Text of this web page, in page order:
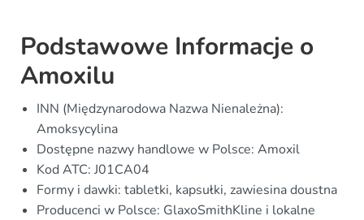
Podstawowe Informacje o
Amoxilu
INN (Międzynarodowa Nazwa Nienależna):
Amoksycylina
Dostępne nazwy handlowe w Polsce: Amoxil
Kod ATC: J01CA04
Formy i dawki: tabletki, kapsułki, zawiesina doustna
Producenci w Polsce: GlaxoSmithKline i lokalne